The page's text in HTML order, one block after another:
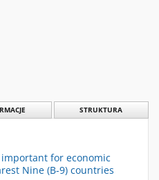
STRUKTURA
for economic
Nine (B-9) countries